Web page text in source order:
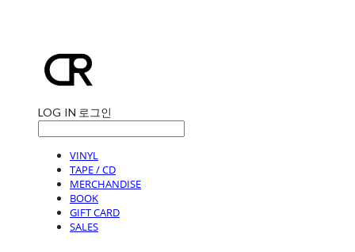
LOG IN 로그인
VINYL
TAPE / CD
MERCHANDISE
BOOK
GIFT CARD
SALES